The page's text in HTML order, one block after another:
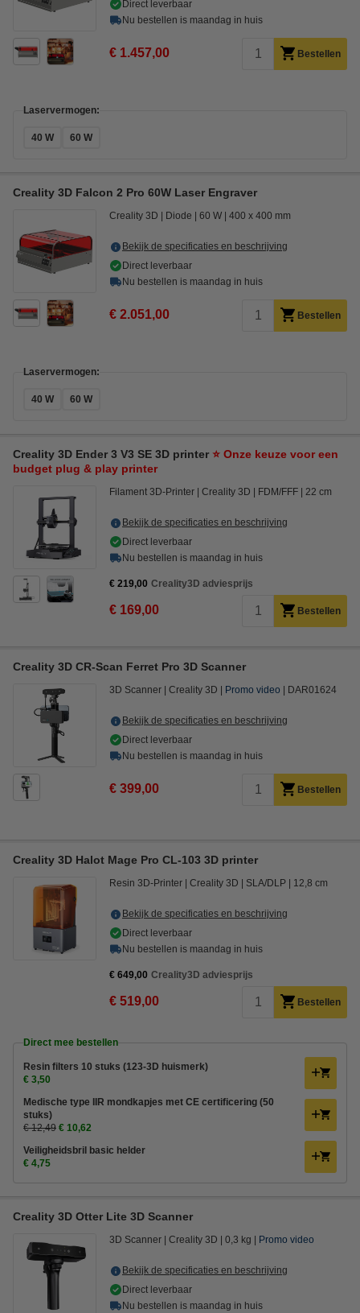
Direct leverbaar
Nu bestellen is maandag in huis
€ 1.457,00 Bestellen
Laservermogen:
40 W 60 W
Creality 3D Falcon 2 Pro 60W Laser Engraver
Creality 3D Diode 60 W 400 x 400 mm
Bekijk de specificaties en beschrijving
Direct leverbaar
Nu bestellen is maandag in huis
€ 2.051,00 Bestellen
Laservermogen:
40 W 60 W
Creality 3D Ender 3 V3 SE 3D printer ⭐ Onze keuze voor een
budget plug & play printer
Filament 3D-Printer Creality 3D FDM/FFF 22 cm
Bekijk de specificaties en beschrijving
Direct leverbaar
Nu bestellen is maandag in huis
€ 219,00 Creality3D adviesprijs
€ 169,00 Bestellen
Creality 3D CR-Scan Ferret Pro 3D Scanner
3D Scanner Creality 3D Promo video DAR01624
Bekijk de specificaties en beschrijving
Direct leverbaar
Nu bestellen is maandag in huis
€ 399,00 Bestellen
Creality 3D Halot Mage Pro CL-103 3D printer
Resin 3D-Printer Creality 3D SLA/DLP 12,8 cm
Bekijk de specificaties en beschrijving
Direct leverbaar
Nu bestellen is maandag in huis
€ 649,00 Creality3D adviesprijs
€ 519,00 Bestellen
Direct mee bestellen
Resin filters 10 stuks (123-3D huismerk)
€ 3,50
Medische type IIR mondkapjes met CE certificering (50
stuks)
€ 12,49 € 10,62
Veiligheidsbril basic helder
€ 4,75
Creality 3D Otter Lite 3D Scanner
3D Scanner Creality 3D 0,3 kg Promo video
Bekijk de specificaties en beschrijving
Direct leverbaar
Nu bestellen is maandag in huis